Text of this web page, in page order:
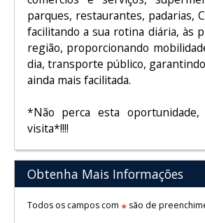
parques, restaurantes, padarias,
facilitando a sua rotina diária, às
região, proporcionando
dia, transporte público,
ainda mais facilitada.
*Não perca esta
visita*!!!!
Obtenha Mais Informações
Todos os campos com *são de